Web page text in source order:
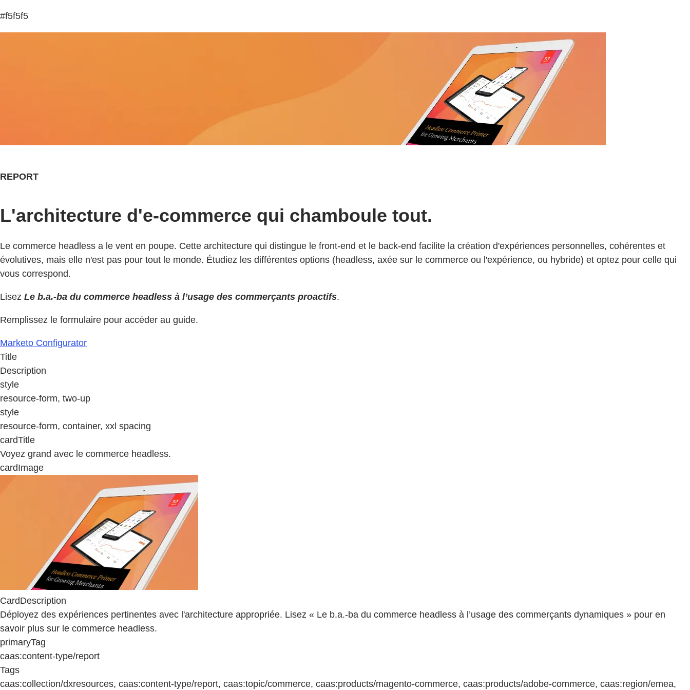
#f5f5f5
REPORT
L'architecture d'e-commerce qui chamboule tout.
Le commerce headless a le vent en poupe. Cette architecture qui distingue le front-end et le back-end facilite la création d'expériences personnelles, cohérentes et
évolutives, mais elle n'est pas pour tout le monde. Étudiez les différentes options (headless, axée sur le commerce ou l'expérience, ou hybride) et optez pour celle qui
vous correspond.
Lisez Le b.a.-ba du commerce headless à l’usage des commerçants proactifs.
Remplissez le formulaire pour accéder au guide.
Marketo Configurator
Title
Description
style
resource-form, two-up
style
resource-form, container, xxl spacing
cardTitle
Voyez grand avec le commerce headless.
cardImage
CardDescription
Déployez des expériences pertinentes avec l'architecture appropriée. Lisez « Le b.a.-ba du commerce headless à l’usage des commerçants dynamiques » pour en
savoir plus sur le commerce headless.
primaryTag
caas:content-type/report
Tags
caas:collection/dxresources, caas:content-type/report, caas:topic/commerce, caas:products/magento-commerce, caas:products/adobe-commerce, caas:region/emea,